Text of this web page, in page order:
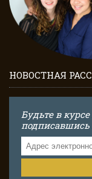
НОВОСТНАЯ
Будьте в